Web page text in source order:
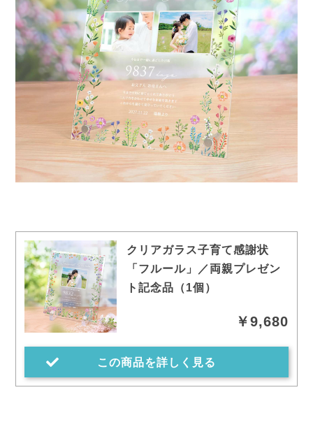
クリアガラス子育て感謝状
「フルール」／両親プレゼン
ト記念品（1個）
￥9,680
この商品を詳しく見る